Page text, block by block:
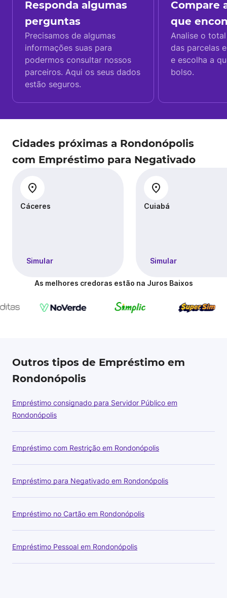
Responda algumas
perguntas
Precisamos de algumas
informações suas para
podermos consultar nossos
parceiros. Aqui os seus dados
estão seguros.
Compare
que
Analise o
das parcelas
e escolha a
bolso.
Cidades próximas a Rondonópolis
com Empréstimo para Negativado
Cáceres
Simular
Cuiabá
Simular
As melhores credoras estão na Juros Baixos
Outros tipos de Empréstimo em
Rondonópolis
Empréstimo consignado para Servidor Público em
Rondonópolis
Empréstimo com Restrição em Rondonópolis
Empréstimo para Negativado em Rondonópolis
Empréstimo no Cartão em Rondonópolis
Empréstimo Pessoal em Rondonópolis